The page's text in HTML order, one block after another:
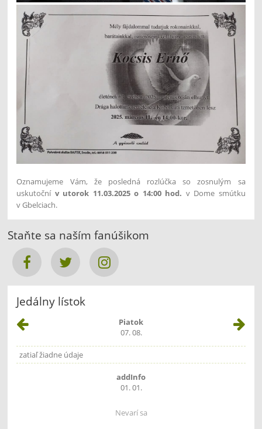
Oznamujeme Vám, že posledná rozlúčka so zosnulým sa
uskutoční v utorok 11.03.2025 o 14:00 hod. v Dome smútku
v Gbelciach.
Staňte sa naším fanúšikom
Jedálny lístok
Piatok
07. 08.
zatiaľ žiadne údaje
addInfo
01. 01.
Nevarí sa